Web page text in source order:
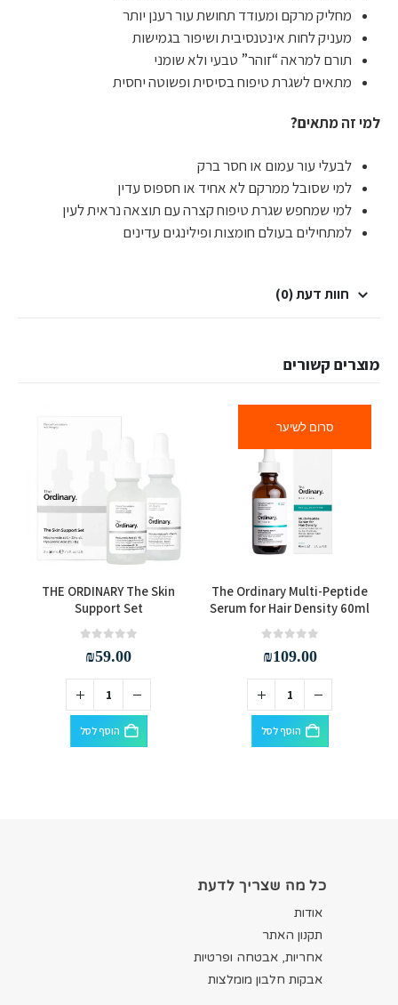
מחליק מרקם ומעודד תחושת עור רענן יותר
מעניק לחות אינטנסיבית ושיפור בגמישות
תורם למראה “זוהר” טבעי ולא שומני
מתאים לשגרת טיפוח בסיסית ופשוטה יחסית
למי זה מתאים?
לבעלי עור עמום או חסר ברק
למי שסובל ממרקם לא אחיד או חספוס עדין
למי שמחפש שגרת טיפוח קצרה עם תוצאה נראית לעין
למתחילים בעולם חומצות ופילינגים עדינים
חוות דעת (0)
מוצרים קשורים
סרום לשיער
The Ordinary Multi-Peptide
Serum for Hair Density 60ml
₪109.00
הוסף לסל
THE ORDINARY The Skin
Support Set
₪59.00
הוסף לסל
כל מה שצריך לדעת
אודות
תקנון האתר
אחריות, אבטחה ופרטיות
אבקות חלבון מומלצות